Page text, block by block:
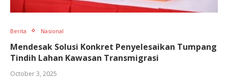
Berita Nasional
Mendesak Solusi Konkret Penyelesaikan Tumpang
Tindih Lahan Kawasan Transmigrasi
October 3, 2025